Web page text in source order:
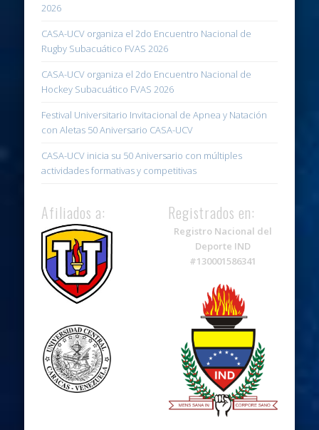
2026
CASA-UCV organiza el 2do Encuentro Nacional de
Rugby Subacuático FVAS 2026
CASA-UCV organiza el 2do Encuentro Nacional de
Hockey Subacuático FVAS 2026
Festival Universitario Invitacional de Apnea y Natación
con Aletas 50 Aniversario CASA-UCV
CASA-UCV inicia su 50 Aniversario con múltiples
actividades formativas y competitivas
Afiliados a: Registrados en:
Registro Nacional del
Deporte IND
#130001586341